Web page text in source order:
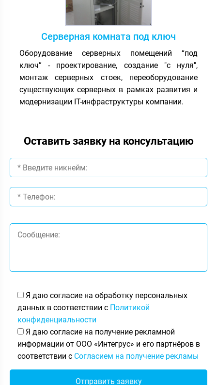
Серверная комната под ключ
Оборудование серверных помещений “под
ключ” - проектирование, создание "с нуля",
монтаж серверных стоек, переоборудование
существующих серверных в рамках развития и
модернизации IT-инфраструктуры компании.
Оставить заявку на консультацию
Я даю согласие на обработку персональных
данных в соответствии с Политикой
конфиденциальности
Я даю согласие на получение рекламной
информации от ООО «Интегрус» и его партнёров в
соответствии с Согласием на получение рекламы